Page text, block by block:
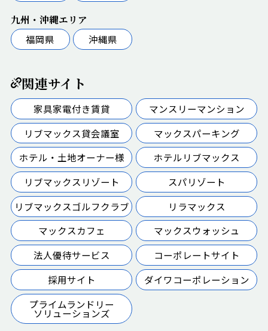
九州・沖縄エリア
福岡県
沖縄県
関連サイト
家具家電付き賃貸
マンスリーマンション
リブマックス貸会議室
マックスパーキング
ホテル・土地オーナー様
ホテルリブマックス
リブマックスリゾート
スパリゾート
リブマックスゴルフクラブ
リラマックス
マックスカフェ
マックスウォッシュ
法人優待サービス
コーポレートサイト
採用サイト
ダイワコーポレーション
プライムランドリー
ソリューションズ